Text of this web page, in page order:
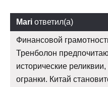
Mari ответил(а)
Финансовой
Тренболон
исторические
огранки. Китай